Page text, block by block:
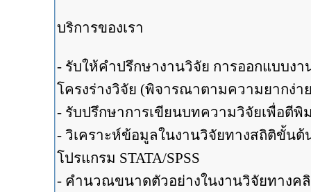
บริการของเรา
- รับให้คำปรึกษางานวิจัย การออกแบบง
โครงร่างวิจัย (พิจารณาตามความยากง่
- รับปรึกษาการเขียนบทความวิจัยเพื่อตีพิ
- วิเคราะห์ข้อมูลในงานวิจัยทางสถิติขั้น
โปรแกรม STATA/SPSS
- คำนวณขนาดตัวอย่างในงานวิจัยทางค